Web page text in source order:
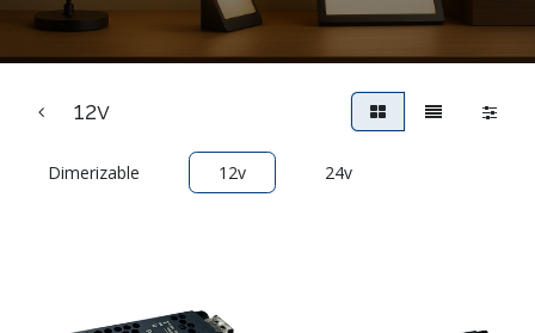
12v
Dimerizable 12v 24v